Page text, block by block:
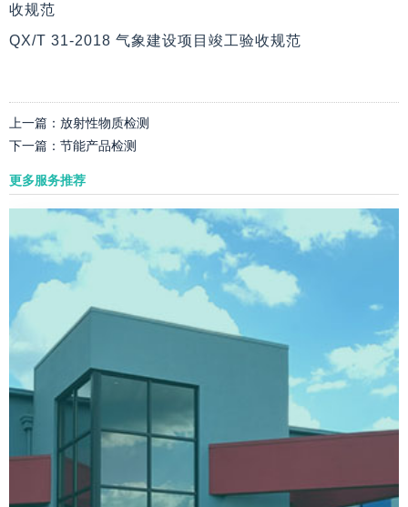
收规范
QX/T 31-2018 气象建设项目竣工验收规范
上一篇： 放射性物质检测
下一篇： 节能产品检测
更多服务推荐